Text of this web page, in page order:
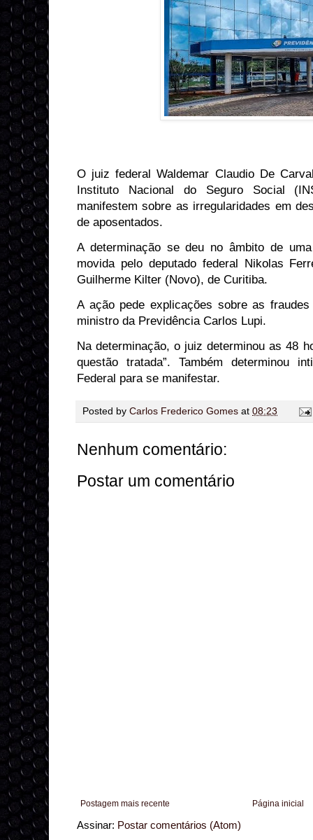
O juiz federal Waldemar Claudio De
Instituto Nacional do Seguro Social
manifestem sobre as irregularidades em
de aposentados.
A determinação se deu no âmbito de
movida pelo deputado federal Nikolas
Guilherme Kilter (Novo), de Curitiba.
A ação pede explicações sobre as
ministro da Previdência Carlos Lupi.
Na determinação, o juiz determinou as 48
questão tratada”. Também determinou
Federal para se manifestar.
Posted by Carlos Frederico Gomes at 08:23
Nenhum comentário:
Postar um comentário
Postagem mais recente Página inicial
Assinar: Postar comentários (Atom)